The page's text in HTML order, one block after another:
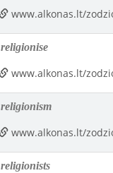
www.alkonas.lt/
religionise
www.alkonas.lt/
religionism
www.alkonas.lt/
religionists